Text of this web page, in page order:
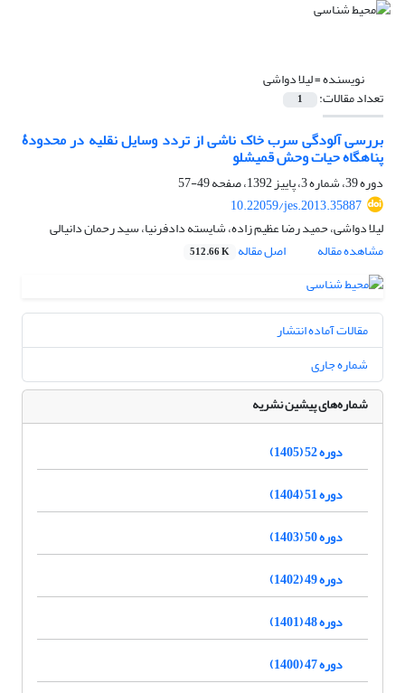
نویسنده =لیلا دواشی
تعداد مقالات: 1
بررسی آلودگی سرب خاک ناشی از تردد وسایل نقلیه در محدودۀ
پناهگاه حیات وحش قمیشلو
دوره 39، شماره 3، پاییز 1392، صفحه
49-57
10.22059/jes.2013.35887
لیلا دواشی، حمید رضا عظیم زاده، شایسته دادفرنیا، سید رحمان دانیالی
مشاهده مقاله
اصل مقاله 512.66 K
مقالات آماده انتشار
شماره جاری
شماره‌های پیشین نشریه
دوره 52 (1405)
دوره 51 (1404)
دوره 50 (1403)
دوره 49 (1402)
دوره 48 (1401)
دوره 47 (1400)